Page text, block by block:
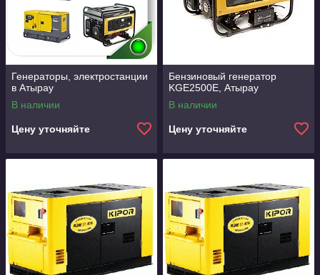
Генераторы, электростанции
в Атырау
В наличии
Цену уточняйте
Бензиновый генератор
KGE2500E, Атырау
В наличии
Цену уточняйте